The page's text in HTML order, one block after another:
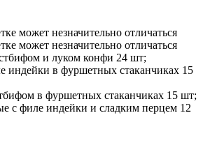
может незначительно отличаться
может незначительно отличаться
и луком конфи 24 шт;
индейки в фуршетных стаканчиках 15
в фуршетных стаканчиках 15 шт;
с филе индейки и сладким перцем 12